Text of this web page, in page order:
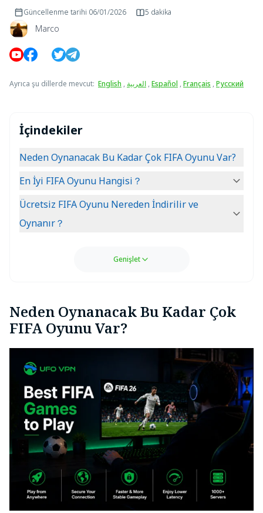
Marco
Güncellenme tarihi 06/01/2026 5 dakika
Ayrıca şu dillerde mevcut: English , العربية ,Español ,Français ,Русский
İçindekiler
Neden Oynanacak Bu Kadar Çok FIFA Oyunu Var?
En İyi FIFA Oyunu Hangisi？
Ücretsiz FIFA Oyunu Nereden İndirilir ve
Oynanır？
Genişlet
Neden Oynanacak Bu Kadar Çok
FIFA Oyunu Var?